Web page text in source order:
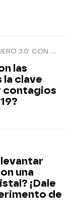
SECCIÓN DE CIENCIA DE 'EL HORMIGUERO 3.0' CON MARRON
las
la clave
contagios
una
¡Dale
de